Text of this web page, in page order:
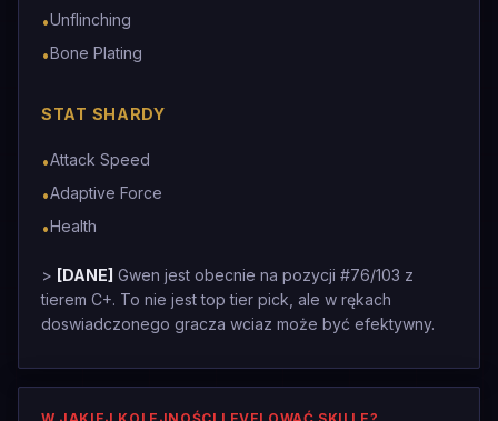
•Unflinching
•Bone Plating
STAT SHARDY
•Attack Speed
•Adaptive Force
•Health
> [DANE] Gwen jest obecnie na pozycji #76/103 z
tierem C+. To nie jest top tier pick, ale w rękach
doswiadczonego gracza wciaz może być efektywny.